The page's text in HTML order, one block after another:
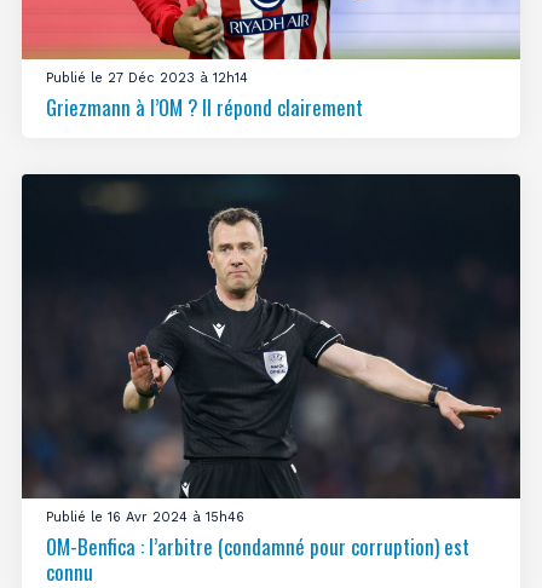
Publié le 27 Déc 2023 à 12h14
Griezmann à l’OM ? Il répond clairement
Publié le 16 Avr 2024 à 15h46
OM-Benfica : l’arbitre (condamné pour corruption) est
connu